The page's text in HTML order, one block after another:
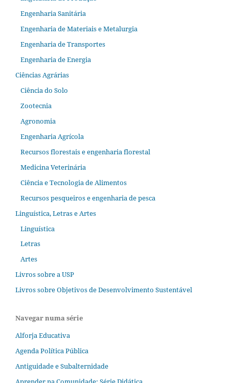
Engenharia Sanitária
Engenharia de Materiais e Metalurgia
Engenharia de Transportes
Engenharia de Energia
Ciências Agrárias
Ciência do Solo
Zootecnia
Agronomia
Engenharia Agrícola
Recursos florestais e engenharia florestal
Medicina Veterinária
Ciência e Tecnologia de Alimentos
Recursos pesqueiros e engenharia de pesca
Linguística, Letras e Artes
Linguística
Letras
Artes
Livros sobre a USP
Livros sobre Objetivos de Desenvolvimento Sustentável
Navegar numa série
Alforja Educativa
Agenda Política Pública
Antiguidade e Subalternidade